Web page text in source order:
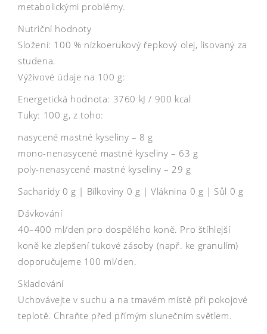
metabolickými problémy.
Nutriční hodnoty
Složení: 100 % nízkoerukový řepkový olej, lisovaný za
studena.
Výživové údaje na 100 g:
Energetická hodnota: 3760 kJ / 900 kcal
Tuky: 100 g, z toho:
nasycené mastné kyseliny – 8 g
mono-nenasycené mastné kyseliny – 63 g
poly-nenasycené mastné kyseliny – 29 g
Sacharidy 0 g | Bílkoviny 0 g | Vláknina 0 g | Sůl 0 g
Dávkování
40–400 ml/den pro dospělého koně. Pro štíhlejší
koně ke zlepšení tukové zásoby (např. ke granulím)
doporučujeme 100 ml/den.
Skladování
Uchovávejte v suchu a na tmavém místě při pokojové
teplotě. Chraňte před přímým slunečním světlem.